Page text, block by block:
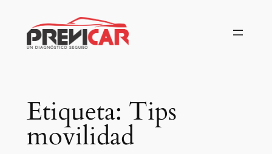
contenido
Etiqueta: Tips
movilidad